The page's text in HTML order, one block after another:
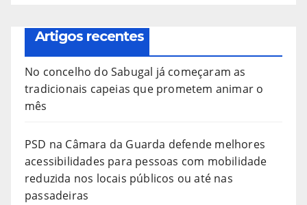
Artigos recentes
No concelho do Sabugal já começaram as
tradicionais capeias que prometem animar o
mês
PSD na Câmara da Guarda defende melhores
acessibilidades para pessoas com mobilidade
reduzida nos locais públicos ou até nas
passadeiras